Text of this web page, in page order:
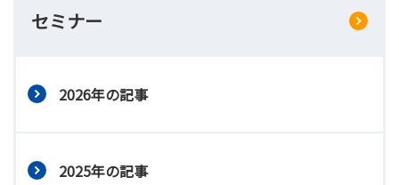
セミナー
2026年の記事
2025年の記事